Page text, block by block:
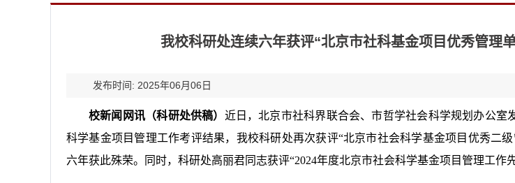
我校科研处连续六年获评“北京市社科基金项目优秀管理
发布时间: 2025年06月06日
校新闻网讯（科研处供稿） 近日，北京市社科界联合会、市哲学社会科学规划办公室
科学基金项目管理工作考评结果，我校科研处再次获评“北京市社会科学基金项目优秀二
六年获此殊荣。同时，科研处高丽君同志获评“2024年度北京市社会科学基金项目管理工作先